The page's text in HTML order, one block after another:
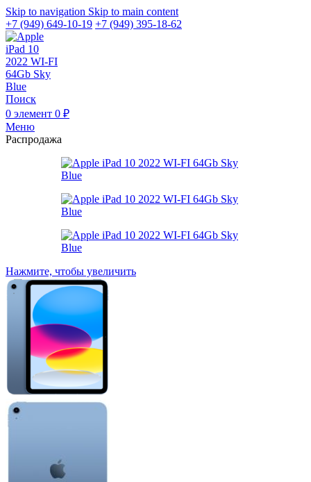
Skip to navigation Skip to main content
+7 (949) 649-10-19 +7 (949) 395-18-62
Поиск
0 элемент 0 ₽
Меню
Распродажа
Нажмите, чтобы увеличить